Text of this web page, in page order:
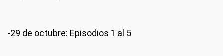
-29 de octubre: Episodios 1 al 5